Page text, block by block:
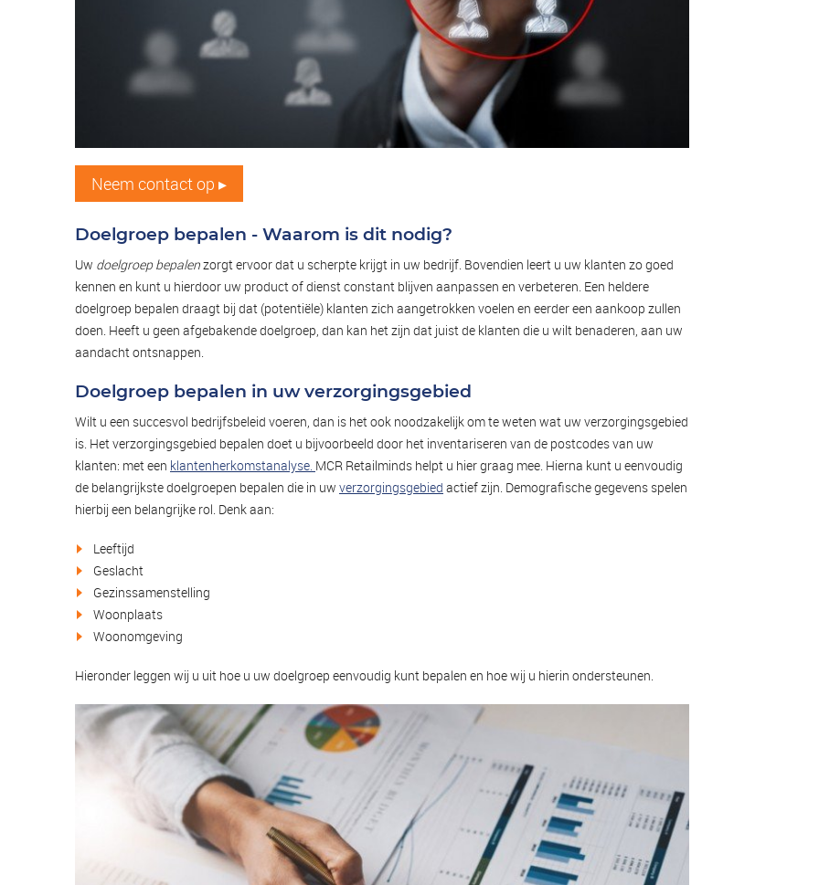
Neem contact op ▸
Doelgroep bepalen - Waarom is dit nodig?
Uw doelgroep bepalenzorgt ervoor dat u scherpte krijgt in uw bedrijf. Bovendien leert u uw klanten zo goed
kennen en kunt u hierdoor uw product of dienst constant blijven aanpassen en verbeteren. Een heldere
doelgroep bepalen draagt bij dat (potentiële) klanten zich aangetrokken voelen en eerder een aankoop zullen
doen. Heeft u geen afgebakende doelgroep, dan kan het zijn dat juist de klanten die u wilt benaderen, aan uw
aandacht ontsnappen.
Doelgroep bepalen in uw verzorgingsgebied
Wilt u een succesvol bedrijfsbeleid voeren, dan is het ook noodzakelijk om te weten wat uw verzorgingsgebied
is. Het verzorgingsgebied bepalen doet u bijvoorbeeld door het inventariseren van de postcodes van uw
klanten: met een klantenherkomstanalyse. MCR Retailminds helpt u hier graag mee. Hierna kunt u eenvoudig
de belangrijkste doelgroepen bepalen die in uw verzorgingsgebied actief zijn. Demografische gegevens spelen
hierbij een belangrijke rol. Denk aan:
Leeftijd
Geslacht
Gezinssamenstelling
Woonplaats
Woonomgeving
Hieronder leggen wij u uit hoe u uw doelgroep eenvoudig kunt bepalen en hoe wij u hierin ondersteunen.